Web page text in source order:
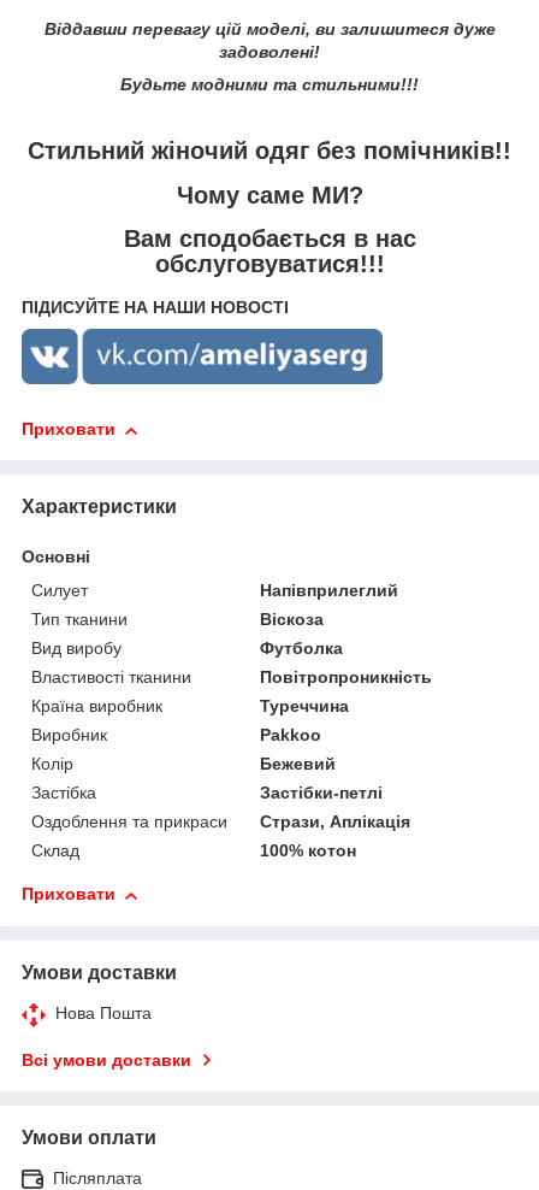
Віддавши перевагу цій моделі, ви залишитеся дуже
задоволені!
Будьте модними та стильними!!!
Стильний жіночий одяг без помічників!!
Чому саме МИ?
Вам сподобається в нас
обслуговуватися!!!
ПІДИСУЙТЕ НА НАШИ НОВОСТІ
Приховати
Характеристики
Основні
Силует
Напівприлеглий
Тип тканини
Віскоза
Вид виробу
Футболка
Властивості тканини
Повітропроникність
Країна виробник
Туреччина
Виробник
Pakkoo
Колір
Бежевий
Застібка
Застібки-петлі
Оздоблення та прикраси
Стрази, Аплікація
Склад
100% котон
Приховати
Умови доставки
Нова Пошта
Всі умови доставки
Умови оплати
Післяплата